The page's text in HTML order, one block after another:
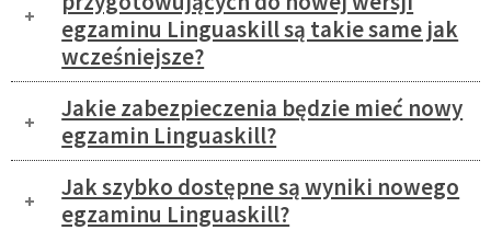
egzaminu Linguaskill są takie same jak
wcześniejsze?
Jakie zabezpieczenia będzie mieć nowy
egzamin Linguaskill?
Jak szybko dostępne są wyniki nowego
egzaminu Linguaskill?